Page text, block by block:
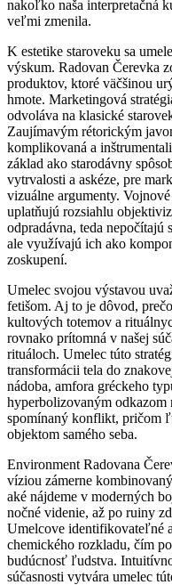
nakoľko naša interpretačná
veľmi zmenila.
K estetike staroveku sa
výskum. Radovan Čerevka
produktov, ktoré väčšinou
hmote. Marketingová
odvoláva na klasické
Zaujímavým rétorickým
komplikovaná a
základ ako starodávny
vytrvalosti a askéze, pre
vizuálne argumenty.
uplatňujú rozsiahlu
odpradávna, teda
ale využívajú ich ako
zoskupení.
Umelec svojou výstavou
fetišom. Aj to je dôvod,
kultových totemov a
rovnako prítomná v našej
rituáloch. Umelec túto
transformácii tela do
nádoba, amfora gréckeho
hyperbolizovaným
spomínaný konflikt, pričom
objektom samého seba.
Environment Radovana
víziou zámerne
aké nájdeme v moderných
nočné videnie, až po ruiny
Umelcove identifikovateľné
chemického rozkladu, čím
budúcnosť ľudstva.
súčasnosti vytvára umelec